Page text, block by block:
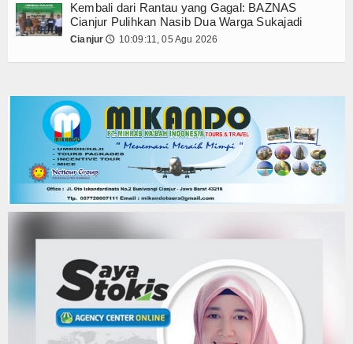
Kembali dari Rantau yang Gagal: BAZNAS
Cianjur Pulihkan Nasib Dua Warga Sukajadi
Cianjur 🕔 10:09:11, 05 Agu 2026